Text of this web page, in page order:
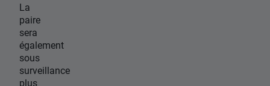
La
paire
sera
également
sous
surveillance
plus